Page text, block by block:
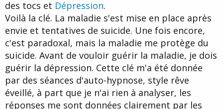
des tocs et Dépression.
Voilà la clé. La maladie s'est mise en place après
envie et tentatives de suicide. Une fois encore,
c'est paradoxal, mais la maladie me protège du
suicide. Avant de vouloir guérir la maladie, je dois
guérir la dépression. Cette clé m'a été donnée
par des séances d'auto-hypnose, style rêve
éveillé, à part que je n'ai rien à analyser, les
réponses me sont données clairement par les